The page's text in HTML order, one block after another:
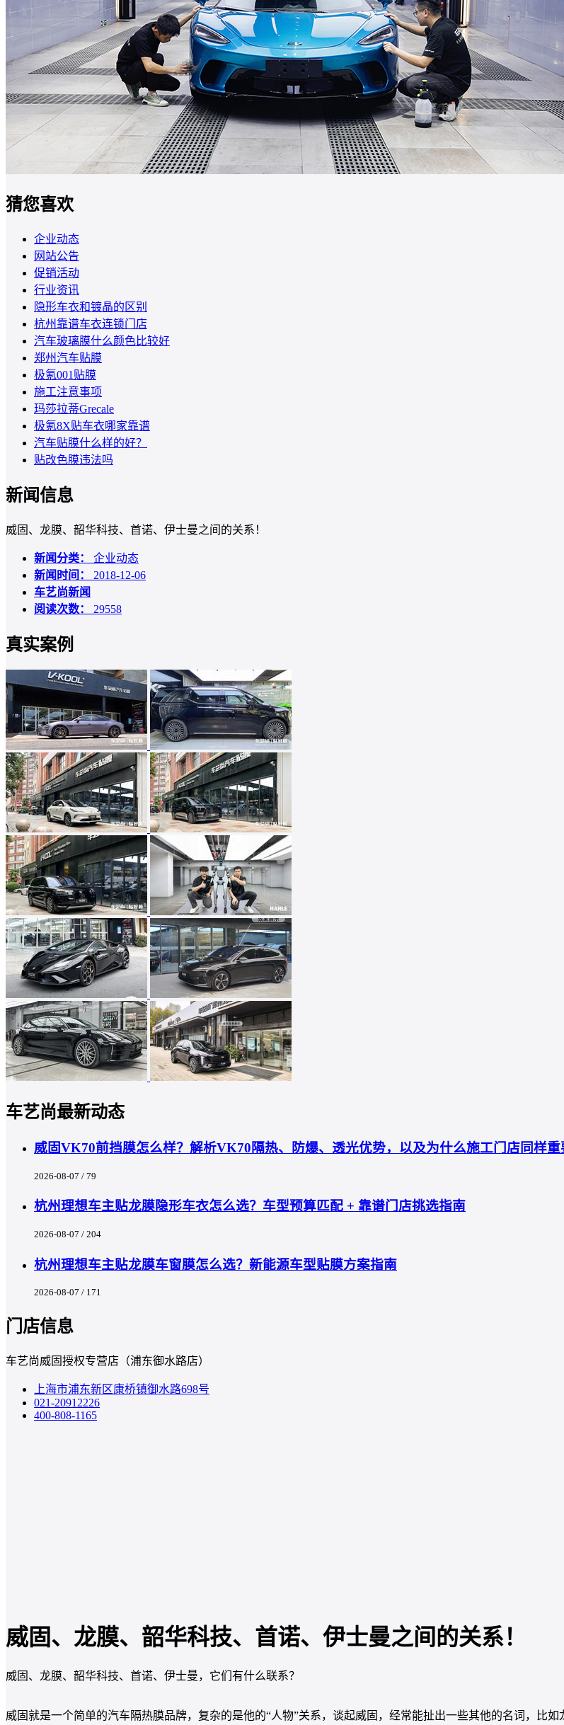
猜您喜欢
企业动态
网站公告
促销活动
行业资讯
隐形车衣和镀晶的区别
杭州靠谱车衣连锁门店
汽车玻璃膜什么颜色比较好
郑州汽车贴膜
极氪001贴膜
施工注意事项
玛莎拉蒂Grecale
极氪8X贴车衣哪家靠谱
汽车贴膜什么样的好？
贴改色膜违法吗
新闻信息
威固、龙膜、韶华科技、首诺、伊士曼之间的关系！
新闻分类： 企业动态
新闻时间： 2018-12-06
车艺尚新闻
阅读次数： 29558
真实案例
车艺尚最新动态
威固VK70前挡膜怎么样？解析VK70隔热、防爆、透光优势，以及为什么施工门店同样重
2026-08-07 / 79
杭州理想车主贴龙膜隐形车衣怎么选？车型预算匹配 + 靠谱门店挑选指南
2026-08-07 / 204
杭州理想车主贴龙膜车窗膜怎么选？新能源车型贴膜方案指南
2026-08-07 / 171
门店信息
车艺尚威固授权专营店（浦东御水路店）
上海市浦东新区康桥镇御水路698号
021-20912226
400-808-1165
威固、龙膜、韶华科技、首诺、伊士曼之间的关系！
威固、龙膜、韶华科技、首诺、伊士曼，它们有什么联系？
威固就是一个简单的汽车隔热膜品牌，复杂的是他的“人物”关系，谈起威固，经常能扯出一些其他的名词，比